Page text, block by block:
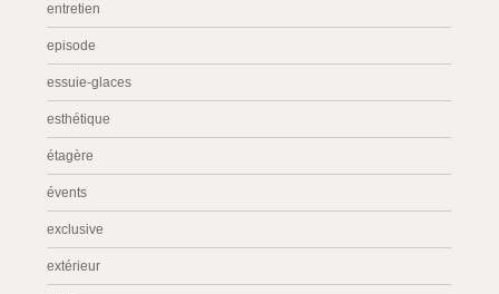
entretien
episode
essuie-glaces
esthétique
étagère
évents
exclusive
extérieur